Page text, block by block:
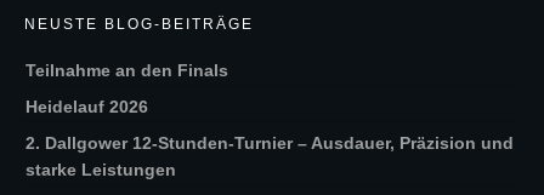
NEUSTE BLOG-BEITRÄGE
Teilnahme an den Finals
Heidelauf 2026
2. Dallgower 12-Stunden-Turnier – Ausdauer, Präzision und
starke Leistungen